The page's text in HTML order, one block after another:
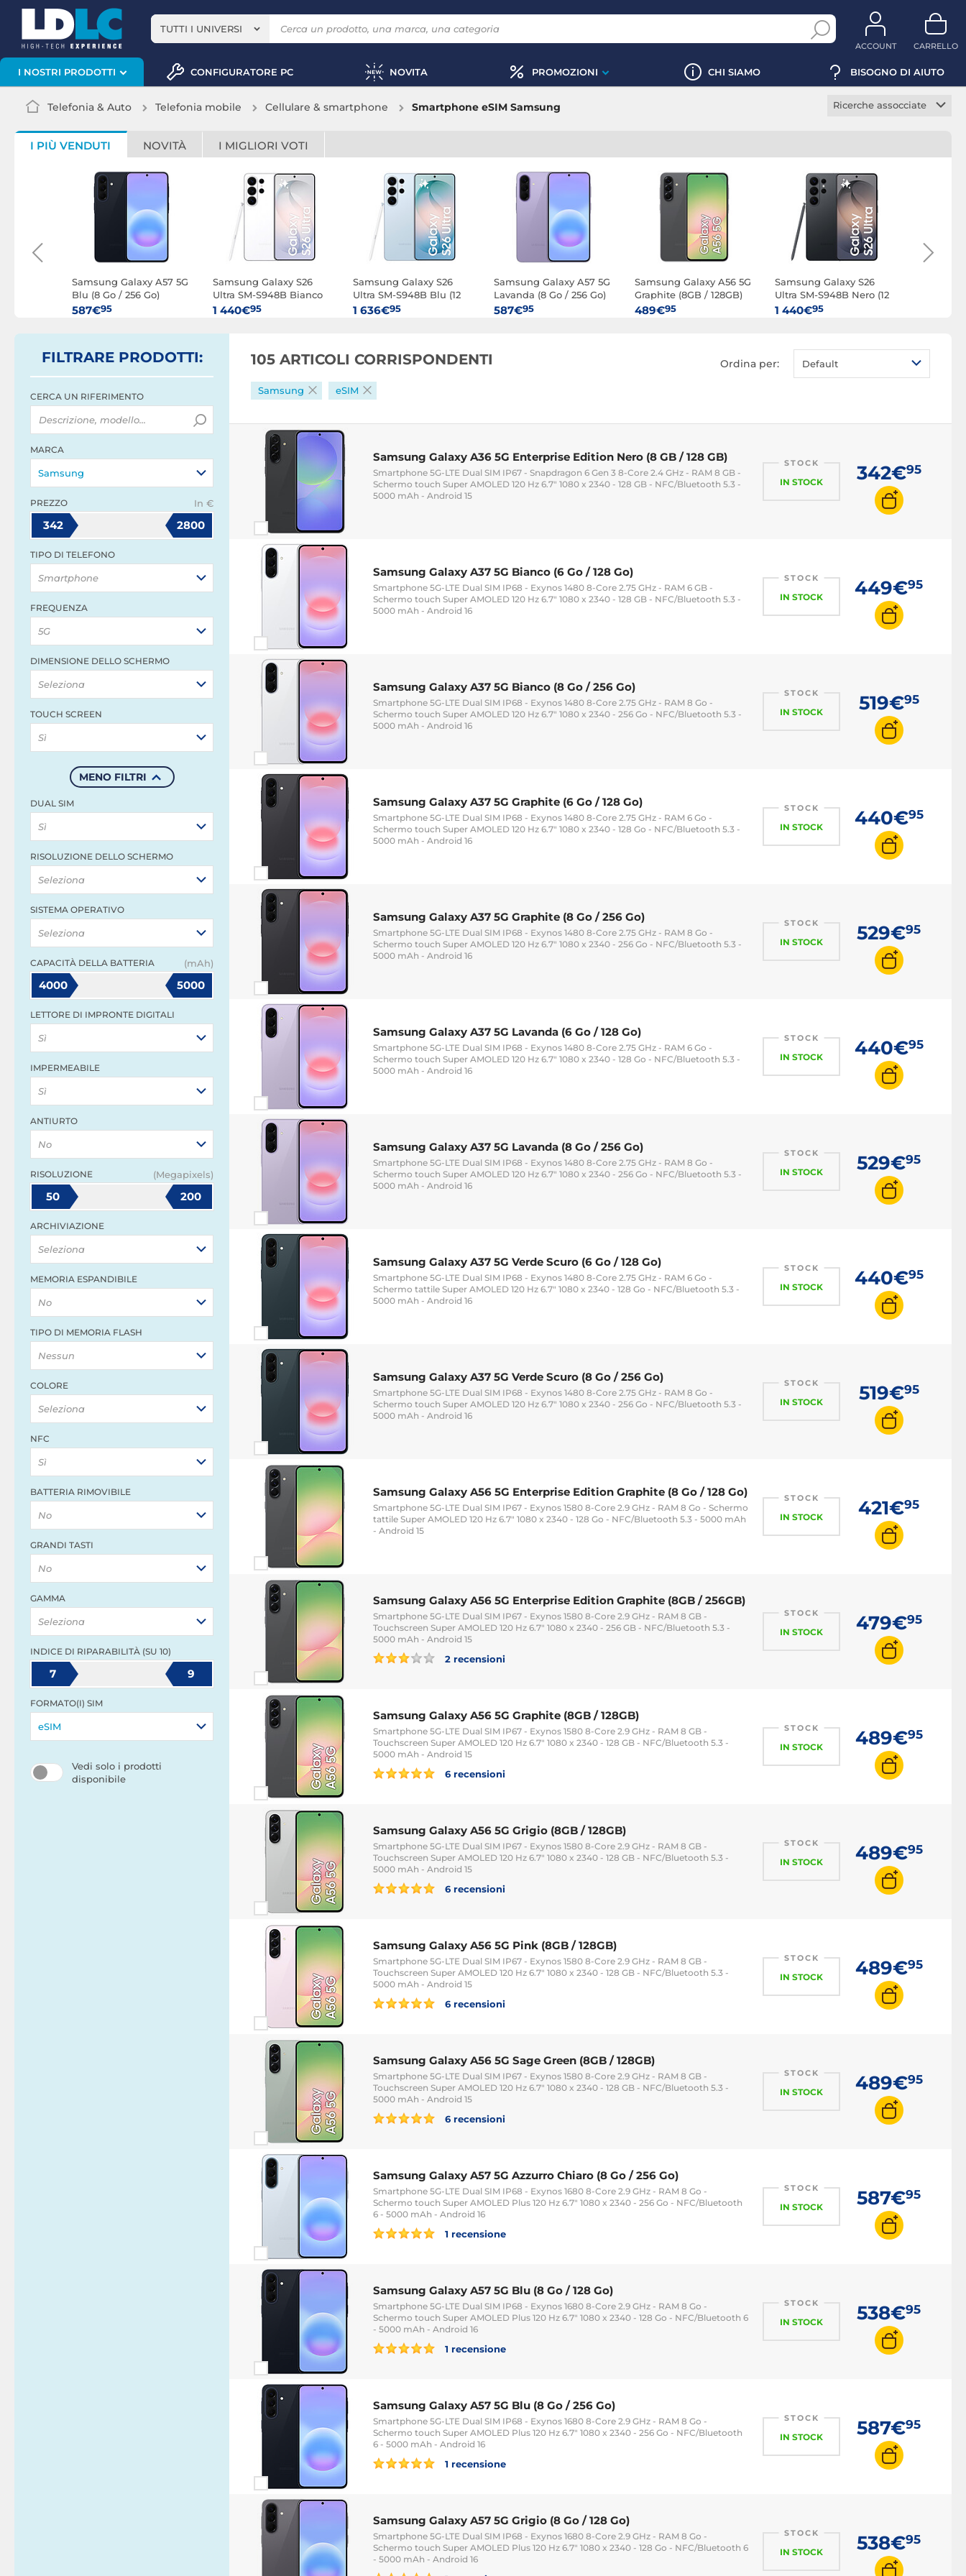
TUTTI I UNIVERSI
ACCOUNT CARRELLO
I NOSTRI PRODOTTI CONFIGURATORE PC NOVITA PROMOZIONI CHI SIAMO BISOGNO DI AIUTO
Telefonia & Auto Telefonia mobile Cellulare & smartphone Smartphone eSIM Samsung
Ricerche assocciate
Smartphone
pieghevole
iPhone
iPhone 14
iPhone 15
iPhone 17
I PIÙ VENDUTI NOVITÀ I MIGLIORI VOTI
Samsung Galaxy A57 5G
Blu (8 Go / 256 Go)
587€95
Samsung Galaxy S26
Ultra SM-S948B Bianco
(12 GB / 256 GB)
1 440€95
Samsung Galaxy S26
Ultra SM-S948B Blu (12
GB / 512 GB)
1 636€95
Samsung Galaxy A57 5G
Lavanda (8 Go / 256 Go)
587€95
Samsung Galaxy A56 5G
Graphite (8GB / 128GB)
489€95
Samsung Galaxy S26
Ultra SM-S948B Nero (12
GB / 256 GB)
1 440€95
FILTRARE PRODOTTI:
CERCA UN RIFERIMENTO
MARCA
Samsung
PREZZO In €
342 2800
TIPO DI TELEFONO
Smartphone
FREQUENZA
5G
DIMENSIONE DELLO SCHERMO
Seleziona
TOUCH SCREEN
Sì
MENO FILTRI
DUAL SIM
Sì
RISOLUZIONE DELLO SCHERMO
Seleziona
SISTEMA OPERATIVO
Seleziona
CAPACITÀ DELLA BATTERIA (mAh)
4000 5000
LETTORE DI IMPRONTE DIGITALI
Sì
IMPERMEABILE
Sì
ANTIURTO
No
RISOLUZIONE (Megapixels)
50 200
ARCHIVIAZIONE
Seleziona
MEMORIA ESPANDIBILE
No
TIPO DI MEMORIA FLASH
Nessun
COLORE
Seleziona
NFC
Sì
BATTERIA RIMOVIBILE
No
GRANDI TASTI
No
GAMMA
Seleziona
INDICE DI RIPARABILITÀ (SU 10)
7 9
FORMATO(I) SIM
eSIM
Vedi solo i prodotti
disponibile
105 ARTICOLI CORRISPONDENTI Ordina per: Default
Samsung eSIM
Samsung Galaxy A36 5G Enterprise Edition Nero (8 GB / 128 GB)
Smartphone 5G-LTE Dual SIM IP67 - Snapdragon 6 Gen 3 8-Core 2.4 GHz - RAM 8 GB -
Schermo touch Super AMOLED 120 Hz 6.7" 1080 x 2340 - 128 GB - NFC/Bluetooth 5.3 -
5000 mAh - Android 15
STOCK
IN STOCK 342€95
Samsung Galaxy A37 5G Bianco (6 Go / 128 Go)
Smartphone 5G-LTE Dual SIM IP68 - Exynos 1480 8-Core 2.75 GHz - RAM 6 GB -
Schermo touch Super AMOLED 120 Hz 6.7" 1080 x 2340 - 128 GB - NFC/Bluetooth 5.3 -
5000 mAh - Android 16
STOCK
IN STOCK 449€95
Samsung Galaxy A37 5G Bianco (8 Go / 256 Go)
Smartphone 5G-LTE Dual SIM IP68 - Exynos 1480 8-Core 2.75 GHz - RAM 8 Go -
Schermo touch Super AMOLED 120 Hz 6.7" 1080 x 2340 - 256 Go - NFC/Bluetooth 5.3 -
5000 mAh - Android 16
STOCK
IN STOCK 519€95
Samsung Galaxy A37 5G Graphite (6 Go / 128 Go)
Smartphone 5G-LTE Dual SIM IP68 - Exynos 1480 8-Core 2.75 GHz - RAM 6 Go -
Schermo touch Super AMOLED 120 Hz 6.7" 1080 x 2340 - 128 Go - NFC/Bluetooth 5.3 -
5000 mAh - Android 16
STOCK
IN STOCK 440€95
Samsung Galaxy A37 5G Graphite (8 Go / 256 Go)
Smartphone 5G-LTE Dual SIM IP68 - Exynos 1480 8-Core 2.75 GHz - RAM 8 Go -
Schermo touch Super AMOLED 120 Hz 6.7" 1080 x 2340 - 256 Go - NFC/Bluetooth 5.3 -
5000 mAh - Android 16
STOCK
IN STOCK 529€95
Samsung Galaxy A37 5G Lavanda (6 Go / 128 Go)
Smartphone 5G-LTE Dual SIM IP68 - Exynos 1480 8-Core 2.75 GHz - RAM 6 Go -
Schermo touch Super AMOLED 120 Hz 6.7" 1080 x 2340 - 128 Go - NFC/Bluetooth 5.3 -
5000 mAh - Android 16
STOCK
IN STOCK 440€95
Samsung Galaxy A37 5G Lavanda (8 Go / 256 Go)
Smartphone 5G-LTE Dual SIM IP68 - Exynos 1480 8-Core 2.75 GHz - RAM 8 Go -
Schermo touch Super AMOLED 120 Hz 6.7" 1080 x 2340 - 256 Go - NFC/Bluetooth 5.3 -
5000 mAh - Android 16
STOCK
IN STOCK 529€95
Samsung Galaxy A37 5G Verde Scuro (6 Go / 128 Go)
Smartphone 5G-LTE Dual SIM IP68 - Exynos 1480 8-Core 2.75 GHz - RAM 6 Go -
Schermo tattile Super AMOLED 120 Hz 6.7" 1080 x 2340 - 128 Go - NFC/Bluetooth 5.3 -
5000 mAh - Android 16
STOCK
IN STOCK 440€95
Samsung Galaxy A37 5G Verde Scuro (8 Go / 256 Go)
Smartphone 5G-LTE Dual SIM IP68 - Exynos 1480 8-Core 2.75 GHz - RAM 8 Go -
Schermo touch Super AMOLED 120 Hz 6.7" 1080 x 2340 - 256 Go - NFC/Bluetooth 5.3 -
5000 mAh - Android 16
STOCK
IN STOCK 519€95
Samsung Galaxy A56 5G Enterprise Edition Graphite (8 Go / 128 Go)
Smartphone 5G-LTE Dual SIM IP67 - Exynos 1580 8-Core 2.9 GHz - RAM 8 Go - Schermo
tattile Super AMOLED 120 Hz 6.7" 1080 x 2340 - 128 Go - NFC/Bluetooth 5.3 - 5000 mAh
- Android 15
STOCK
IN STOCK 421€95
Samsung Galaxy A56 5G Enterprise Edition Graphite (8GB / 256GB)
Smartphone 5G-LTE Dual SIM IP67 - Exynos 1580 8-Core 2.9 GHz - RAM 8 GB -
Touchscreen Super AMOLED 120 Hz 6.7" 1080 x 2340 - 256 GB - NFC/Bluetooth 5.3 -
5000 mAh - Android 15
2 recensioni
STOCK
IN STOCK 479€95
Samsung Galaxy A56 5G Graphite (8GB / 128GB)
Smartphone 5G-LTE Dual SIM IP67 - Exynos 1580 8-Core 2.9 GHz - RAM 8 GB -
Touchscreen Super AMOLED 120 Hz 6.7" 1080 x 2340 - 128 GB - NFC/Bluetooth 5.3 -
5000 mAh - Android 15
6 recensioni
STOCK
IN STOCK 489€95
Samsung Galaxy A56 5G Grigio (8GB / 128GB)
Smartphone 5G-LTE Dual SIM IP67 - Exynos 1580 8-Core 2.9 GHz - RAM 8 GB -
Touchscreen Super AMOLED 120 Hz 6.7" 1080 x 2340 - 128 GB - NFC/Bluetooth 5.3 -
5000 mAh - Android 15
6 recensioni
STOCK
IN STOCK 489€95
Samsung Galaxy A56 5G Pink (8GB / 128GB)
Smartphone 5G-LTE Dual SIM IP67 - Exynos 1580 8-Core 2.9 GHz - RAM 8 GB -
Touchscreen Super AMOLED 120 Hz 6.7" 1080 x 2340 - 128 GB - NFC/Bluetooth 5.3 -
5000 mAh - Android 15
6 recensioni
STOCK
IN STOCK 489€95
Samsung Galaxy A56 5G Sage Green (8GB / 128GB)
Smartphone 5G-LTE Dual SIM IP67 - Exynos 1580 8-Core 2.9 GHz - RAM 8 GB -
Touchscreen Super AMOLED 120 Hz 6.7" 1080 x 2340 - 128 GB - NFC/Bluetooth 5.3 -
5000 mAh - Android 15
6 recensioni
STOCK
IN STOCK 489€95
Samsung Galaxy A57 5G Azzurro Chiaro (8 Go / 256 Go)
Smartphone 5G-LTE Dual SIM IP68 - Exynos 1680 8-Core 2.9 GHz - RAM 8 Go -
Schermo touch Super AMOLED Plus 120 Hz 6.7" 1080 x 2340 - 256 Go - NFC/Bluetooth
6 - 5000 mAh - Android 16
1 recensione
STOCK
IN STOCK 587€95
Samsung Galaxy A57 5G Blu (8 Go / 128 Go)
Smartphone 5G-LTE Dual SIM IP68 - Exynos 1680 8-Core 2.9 GHz - RAM 8 Go -
Schermo touch Super AMOLED Plus 120 Hz 6.7" 1080 x 2340 - 128 Go - NFC/Bluetooth 6
- 5000 mAh - Android 16
1 recensione
STOCK
IN STOCK 538€95
Samsung Galaxy A57 5G Blu (8 Go / 256 Go)
Smartphone 5G-LTE Dual SIM IP68 - Exynos 1680 8-Core 2.9 GHz - RAM 8 Go -
Schermo touch Super AMOLED Plus 120 Hz 6.7" 1080 x 2340 - 256 Go - NFC/Bluetooth
6 - 5000 mAh - Android 16
1 recensione
STOCK
IN STOCK 587€95
Samsung Galaxy A57 5G Grigio (8 Go / 128 Go)
Smartphone 5G-LTE Dual SIM IP68 - Exynos 1680 8-Core 2.9 GHz - RAM 8 Go -
Schermo touch Super AMOLED Plus 120 Hz 6.7" 1080 x 2340 - 128 Go - NFC/Bluetooth 6
- 5000 mAh - Android 16
STOCK
IN STOCK 538€95